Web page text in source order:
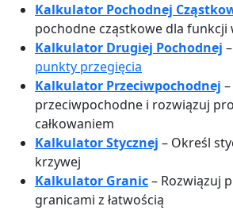
Kalkulator Pochodnej
pochodne cząstkowe dla
Kalkulator Drugiej Pochodnej
punkty przegięcia
Kalkulator Przeciwpochodnej
przeciwpochodne i rozwiązuj
całkowaniem
Kalkulator Stycznej – Określ
krzywej
Kalkulator Granic– Rozwiązuj
granicami z łatwością